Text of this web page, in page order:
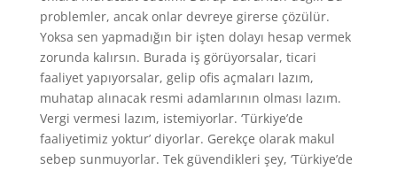
problemler, ancak onlar devreye girerse çözülür.
Yoksa sen yapmadığın bir işten dolayı hesap vermek
zorunda kalırsın. Burada iş görüyorsalar, ticari
faaliyet yapıyorsalar, gelip ofis açmaları lazım,
muhatap alınacak resmi adamlarının olması lazım.
Vergi vermesi lazım, istemiyorlar. ‘Türkiye’de
faaliyetimiz yoktur’ diyorlar. Gerekçe olarak makul
sebep sunmuyorlar. Tek güvendikleri şey, ‘Türkiye’de